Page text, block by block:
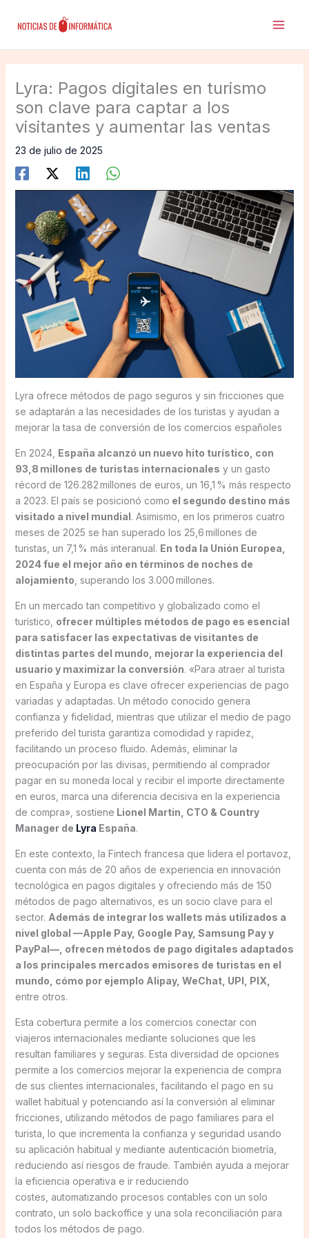
Lyra: Pagos digitales en turismo
son clave para captar a los
visitantes y aumentar las ventas
23 de julio de 2025
Lyra ofrece métodos de pago seguros y sin fricciones que
se adaptarán a las necesidades de los turistas y ayudan a
mejorar la tasa de conversión de los comercios españoles
En 2024, España alcanzó un nuevo hito turístico, con
93,8 millones de turistas internacionales y un gasto
récord de 126.282 millones de euros, un 16,1 % más respecto
a 2023. El país se posicionó como el segundo destino más
visitado a nivel mundial. Asimismo, en los primeros cuatro
meses de 2025 se han superado los 25,6 millones de
turistas, un 7,1 % más interanual. En toda la Unión Europea,
2024 fue el mejor año en términos de noches de
alojamiento , superando los 3.000 millones.
En un mercado tan competitivo y globalizado como el
turístico, ofrecer múltiples métodos de pago es esencial
para satisfacer las expectativas de visitantes de
distintas partes del mundo, mejorar la experiencia del
usuario y maximizar la conversión. «Para atraer al turista
en España y Europa es clave ofrecer experiencias de pago
variadas y adaptadas. Un método conocido genera
confianza y fidelidad, mientras que utilizar el medio de pago
preferido del turista garantiza comodidad y rapidez,
facilitando un proceso fluido. Además, eliminar la
preocupación por las divisas, permitiendo al comprador
pagar en su moneda local y recibir el importe directamente
en euros, marca una diferencia decisiva en la experiencia
de compra», sostiene Lionel Martin, CTO & Country
Manager de Lyra España.
En este contexto, la Fintech francesa que lidera el portavoz,
cuenta con más de 20 años de experiencia en innovación
tecnológica en pagos digitales y ofreciendo más de 150
métodos de pago alternativos, es un socio clave para el
sector. Además de integrar los wallets más utilizados a
nivel global —Apple Pay, Google Pay, Samsung Pay y
PayPal—, ofrecen métodos de pago digitales adaptados
a los principales mercados emisores de turistas en el
mundo, cómo por ejemplo Alipay, WeChat, UPI, PIX,
entre otros.
Esta cobertura permite a los comercios conectar con
viajeros internacionales mediante soluciones que les
resultan familiares y seguras. Esta diversidad de opciones
permite a los comercios mejorar la experiencia de compra
de sus clientes internacionales, facilitando el pago en su
wallet habitual y potenciando así la conversión al eliminar
fricciones, utilizando métodos de pago familiares para el
turista, lo que incrementa la confianza y seguridad usando
su aplicación habitual y mediante autenticación biometría,
reduciendo así riesgos de fraude. También ayuda a mejorar
la eficiencia operativa e ir reduciendo
costes, automatizando procesos contables con un solo
contrato, un solo backoffice y una sola reconciliación para
todos los métodos de pago.